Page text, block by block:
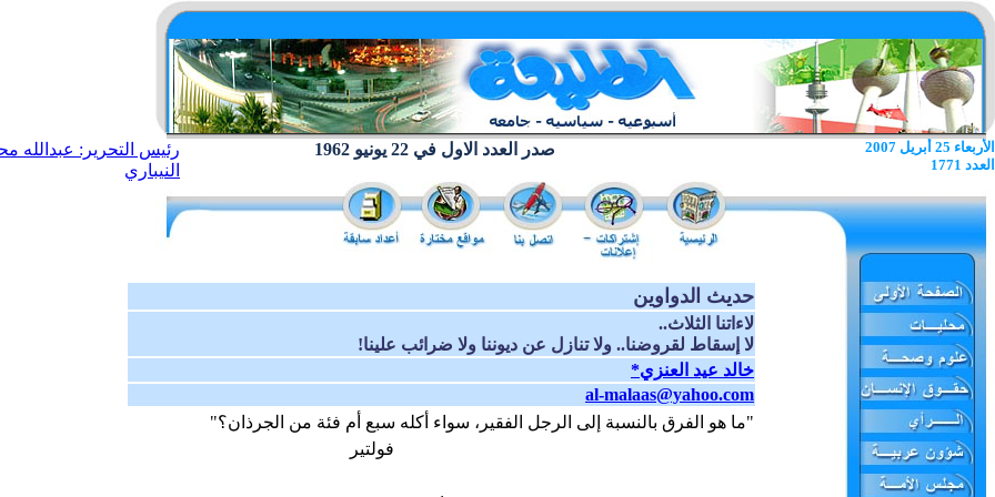
رئيس التحرير: عبدالله
النيباري
صدر العدد الاول في 22 يونيو 1962
الأربعاء 25 أبريل 2007
العدد 1771
حديث الدواوين
لاءاتنا الثلاث..
لا إسقاط لقروضنا.. ولا تنازل عن ديوننا ولا ضرائب علينا!
خالد عيد العنزي*
al-malaas@yahoo.com
"ما هو الفرق بالنسبة إلى الرجل الفقير، سواء أكله سبع أم فئة من الجرذان؟"
فولتير